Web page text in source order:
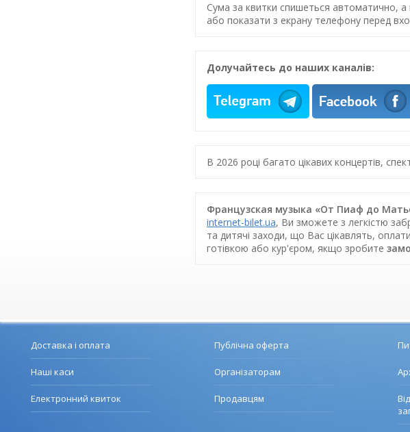
Сума за квитки спишеться автоматично,
або показати з екрану телефону перед
Долучайтесь до наших каналів:
В 2026 році багато цікавих концертів,
Французская музыка «От Пиаф до
internet-bilet.ua, Ви зможете з легкістю
та дитячі заходи, що Вас цікавлять,
готівкою або кур'єром, якщо зробите
Доставка і оплата
Наші каси
Електронний квиток
Публічна оферта
Організаторам
Продавцям